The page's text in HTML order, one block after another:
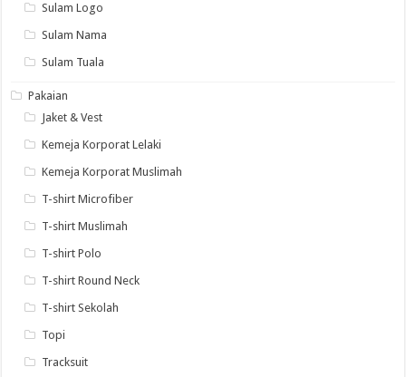
Sulam Logo
Sulam Nama
Sulam Tuala
Pakaian
Jaket & Vest
Kemeja Korporat Lelaki
Kemeja Korporat Muslimah
T-shirt Microfiber
T-shirt Muslimah
T-shirt Polo
T-shirt Round Neck
T-shirt Sekolah
Topi
Tracksuit